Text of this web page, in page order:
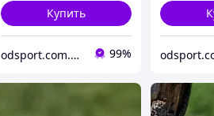
Купить
odsport.com.ua Мужская одежда спортивная 99%